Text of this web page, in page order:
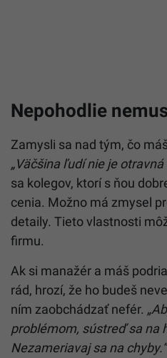
Nepohodlie
Zamysli sa nad tým, čo
„Väčšina ľudí nie je
sa kolegov, ktorí s ňou
cenia. Možno má zmysel
detaily. Tieto vlastnosti
firmu.
Ak si manažér a máš
rád, hrozí, že ho budeš
ním zaobchádzať nefér.
problémom, sústreď sa na
Nezameriavaj sa na chyby.“